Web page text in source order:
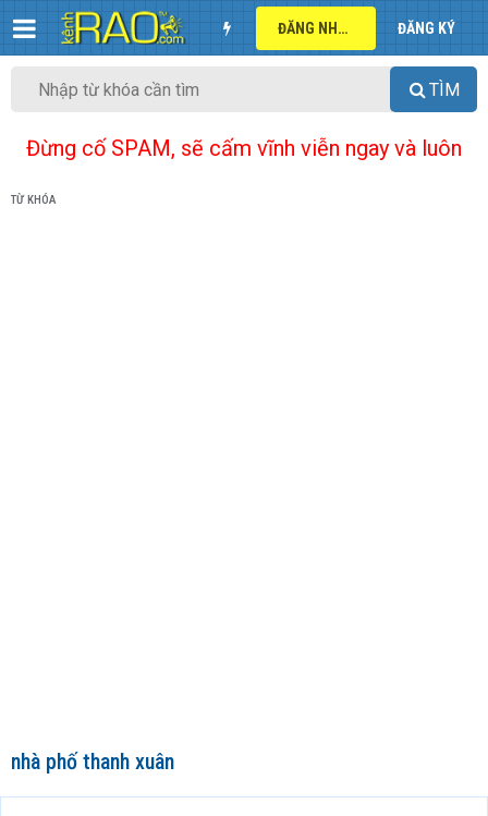
ĐĂNG NHẬP ĐĂNG KÝ
TÌM
Đừng cố SPAM, sẽ cấm vĩnh viễn ngay và luôn
TỪ KHÓA
nhà phố thanh xuân